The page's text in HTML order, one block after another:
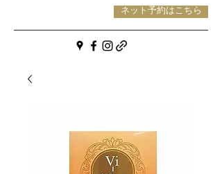
ネット予約はこちら